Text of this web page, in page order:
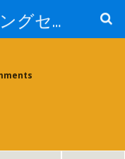
レーザーカッティングセンター 株式会社 中本鉄工所